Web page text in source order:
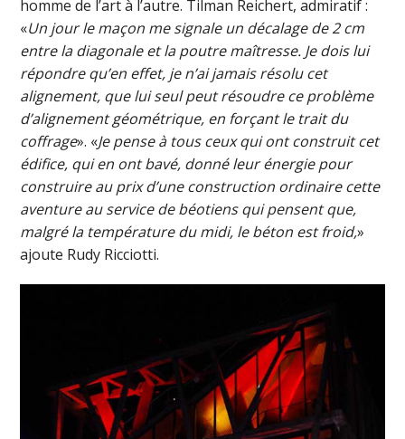
homme de l’art à l’autre. Tilman Reichert, admiratif :
«Un jour le maçon me signale un décalage de 2 cm
entre la diagonale et la poutre maîtresse. Je dois lui
répondre qu’en effet, je n’ai jamais résolu cet
alignement, que lui seul peut résoudre ce problème
d’alignement géométrique, en forçant le trait du
coffrage». «Je pense à tous ceux qui ont construit cet
édifice, qui en ont bavé, donné leur énergie pour
construire au prix d’une construction ordinaire cette
aventure au service de béotiens qui pensent que,
malgré la température du midi, le béton est froid,»
ajoute Rudy Ricciotti.